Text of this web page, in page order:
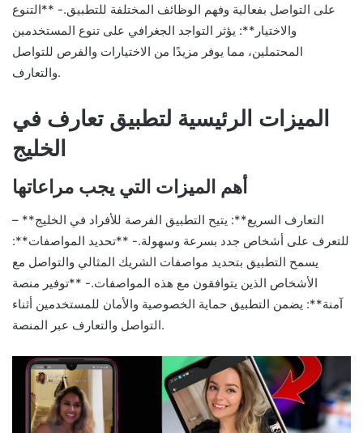
على التواصل بفعالية وفهم الوظائف المختلفة للتطبيق.- **التنوع
والاختيار**: يؤثر التواجد الجغرافي على تنوع المستخدمين
المحتملين، مما يوفر مزيدًا من الاختيارات والفرص للتواصل
والتعارف.
الميزات الرئيسية لتطبيق تعارف في
الخليج
أهم الميزات التي يجب مراعاتها
– **التعارف السريع**: يتيح التطبيق الفرصة للأفراد في الخليج
للتعرف على أشخاص جدد بسرعة وسهولة.- **تحديد المواصفات**:
يسمح التطبيق بتحديد مواصفات الشريك المثالي والتواصل مع
الأشخاص الذين يتوافقون مع هذه المواصفات.- **توفير منصة
آمنة**: يضمن التطبيق حماية الخصوصية والأمان للمستخدمين أثناء
التواصل والتعارف عبر المنصة.